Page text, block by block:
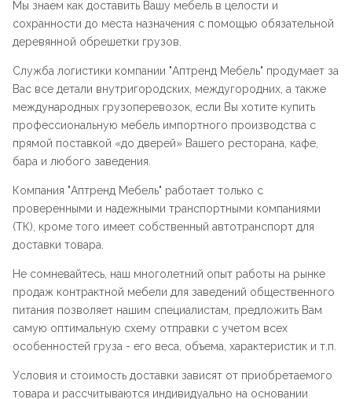
Мы знаем как доставить Вашу мебель в целости и
сохранности до места назначения с помощью обязательной
деревянной обрешетки грузов.
Служба логистики компании "Аптренд Мебель" продумает за
Вас все детали внутригородских, междугородних, а также
международных грузоперевозок, если Вы хотите купить
профессиональную мебель импортного производства с
прямой поставкой «до дверей» Вашего ресторана, кафе,
бара и любого заведения.
Компания "Аптренд Мебель" работает только с
проверенными и надежными транспортными компаниями
(ТК), кроме того имеет собственный автотранспорт для
доставки товара.
Не сомневайтесь, наш многолетний опыт работы на рынке
продаж контрактной мебели для заведений общественного
питания позволяет нашим специалистам, предложить Вам
самую оптимальную схему отправки с учетом всех
особенностей груза - его веса, объема, характеристик и т.п.
Условия и стоимость доставки зависят от приобретаемого
товара и рассчитываются индивидуально на основании